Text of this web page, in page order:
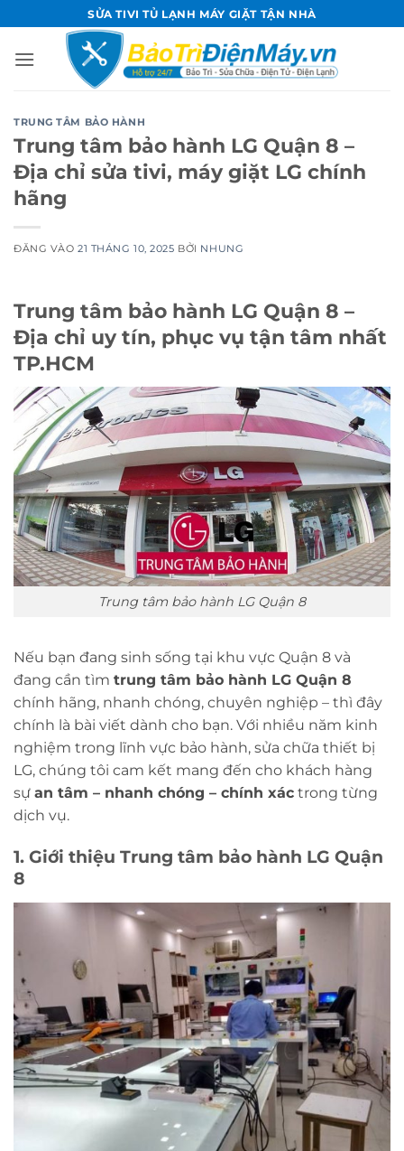
qua
nội
SỬA TIVI TỦ LẠNH MÁY GIẶT TẬN NHÀ
TRUNG TÂM BẢO HÀNH
Trung tâm bảo hành LG Quận 8 –
Địa chỉ sửa tivi, máy giặt LG chính
hãng
ĐĂNG VÀO21 THÁNG 10, 2025 BỞI NHUNG
Trung tâm bảo hành LG Quận 8 –
Địa chỉ uy tín, phục vụ tận tâm nhất
TP.HCM
Trung tâm bảo hành LG Quận 8
Nếu bạn đang sinh sống tại khu vực Quận 8 và
đang cần tìm trung tâm bảo hành LG Quận 8
chính hãng, nhanh chóng, chuyên nghiệp – thì đây
chính là bài viết dành cho bạn. Với nhiều năm kinh
nghiệm trong lĩnh vực bảo hành, sửa chữa thiết bị
LG, chúng tôi cam kết mang đến cho khách hàng
sự an tâm – nhanh chóng – chính xác trong từng
dịch vụ.
1. Giới thiệu Trung tâm bảo hành LG Quận
8